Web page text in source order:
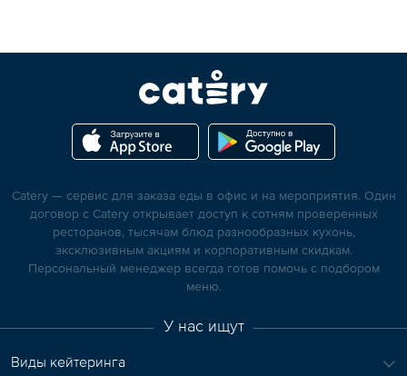
Catery — сервис для заказа еды в офис и на мероприятия. Один
договор с Catery открывает доступ к сотням проверенных
ресторанов, тысячам блюд разнообразных кухонь,
эксклюзивным акциям и корпоративным скидкам.
Персональный менеджер всегда готов помочь с подбором
меню.
У нас ищут
Виды кейтеринга